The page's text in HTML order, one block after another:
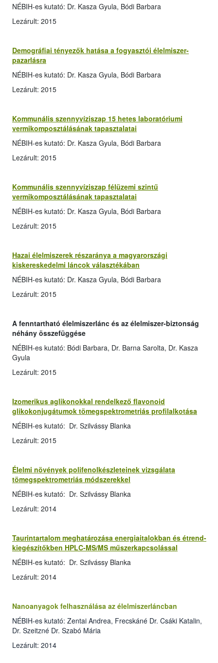
NÉBIH-es kutató: Dr. Kasza Gyula, Bódi Barbara
Lezárult: 2015
Demográfiai tényezők hatása a fogyasztói élelmiszer-
pazarlásra
NÉBIH-es kutató: Dr. Kasza Gyula, Bódi Barbara
Lezárult: 2015
Kommunális szennyvíziszap 15 hetes laboratóriumi
vermikomposztálásának tapasztalatai
NÉBIH-es kutató: Dr. Kasza Gyula, Bódi Barbara
Lezárult: 2015
Kommunális szennyvíziszap félüzemi szintű
vermikomposztálásának tapasztalatai
NÉBIH-es kutató: Dr. Kasza Gyula, Bódi Barbara
Lezárult: 2015
Hazai élelmiszerek részaránya a magyarországi
kiskereskedelmi láncok választékában
NÉBIH-es kutató: Dr. Kasza Gyula, Bódi Barbara
Lezárult: 2015
A fenntartható élelmiszerlánc és az élelmiszer-biztonság
néhány összefüggése
NÉBIH-es kutató: Bódi Barbara, Dr. Barna Sarolta, Dr. Kasza
Gyula
Lezárult: 2015
Izomerikus aglikonokkal rendelkező flavonoid
glikokonjugátumok tömegspektrometriás profilalkotása
NÉBIH-es kutató: Dr. Szilvássy Blanka
Lezárult: 2015
Élelmi növények polifenolkészleteinek vizsgálata
tömegspektrometriás módszerekkel
NÉBIH-es kutató: Dr. Szilvássy Blanka
Lezárult: 2014
Taurintartalom meghatározása energiaitalokban és étrend-
kiegészítőkben HPLC-MS/MS műszerkapcsolással
NÉBIH-es kutató: Dr. Szilvássy Blanka
Lezárult: 2014
Nanoanyagok felhasználása az élelmiszerláncban
NÉBIH-es kutató: Zentai Andrea, Frecskáné Dr. Csáki Katalin,
Dr. Szeitzné Dr. Szabó Mária
Lezárult: 2014